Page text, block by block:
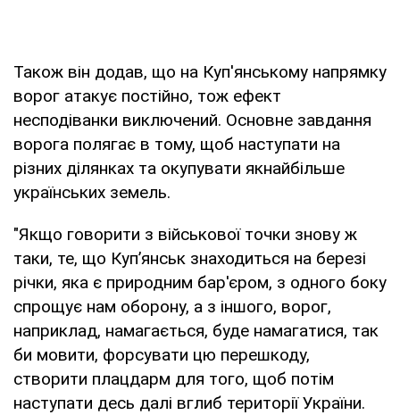
Також він додав, що на Куп'янському напрямку
ворог атакує постійно, тож ефект
несподіванки виключений. Основне завдання
ворога полягає в тому, щоб наступати на
різних ділянках та окупувати якнайбільше
українських земель.
"Якщо говорити з військової точки знову ж
таки, те, що Куп’янськ знаходиться на березі
річки, яка є природним бар'єром, з одного боку
спрощує нам оборону, а з іншого, ворог,
наприклад, намагається, буде намагатися, так
би мовити, форсувати цю перешкоду,
створити плацдарм для того, щоб потім
наступати десь далі вглиб території України.